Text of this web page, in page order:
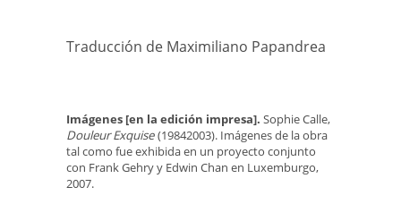
Traducción de Maximiliano Papandrea
Imágenes [en la edición impresa]. Sophie Calle,
Douleur Exquise(19842003). Imágenes de la obra
tal como fue exhibida en un proyecto conjunto
con Frank Gehry y Edwin Chan en Luxemburgo,
2007.